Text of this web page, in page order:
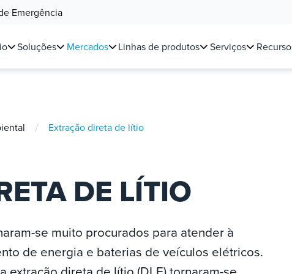
Emergência
Soluções Mercados Linhas de produtos Serviços
/ Extração direta de lítio
DE LÍTIO
se muito procurados para atender à
de energia e baterias de veículos elétricos.